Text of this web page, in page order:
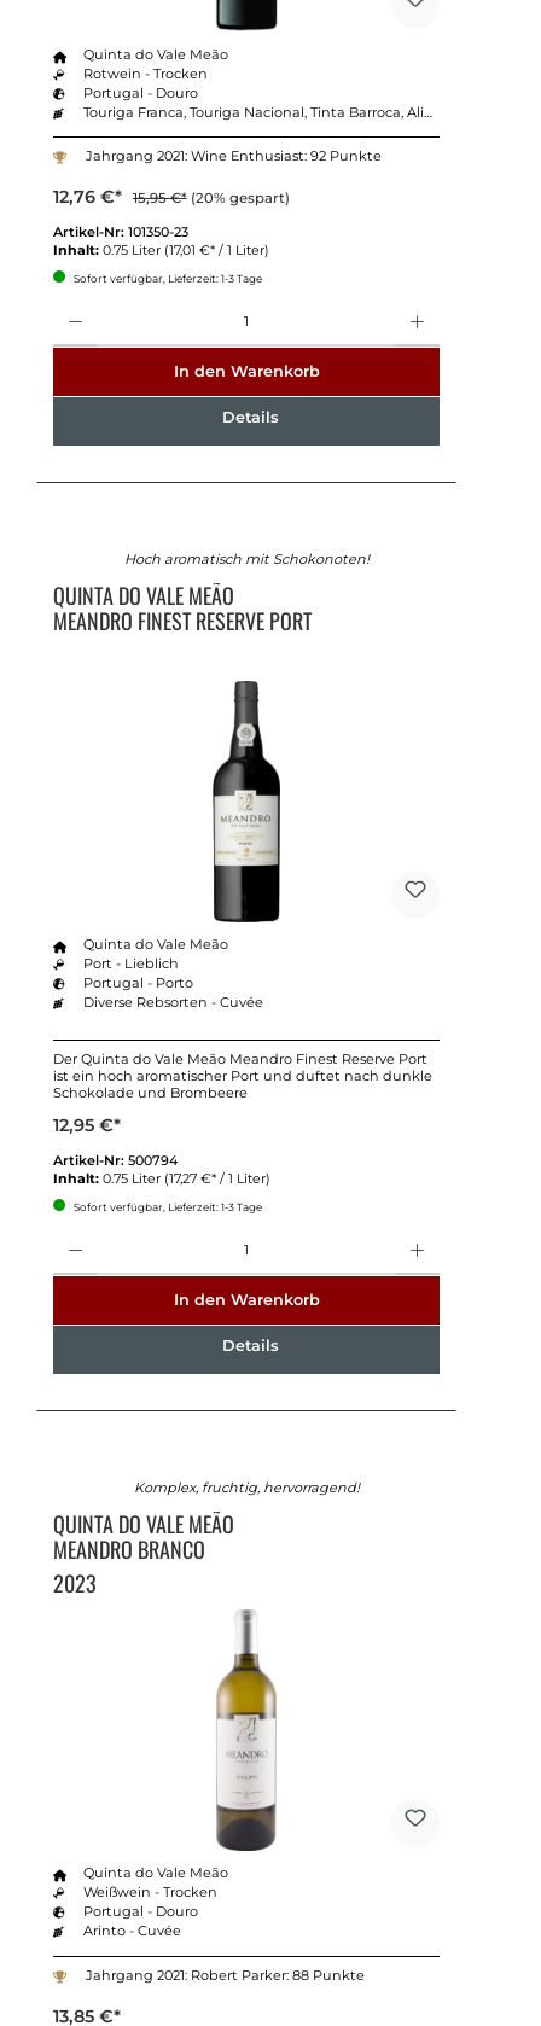
Quinta do Vale Meão
Rotwein - Trocken
Portugal - Douro
Jahrgang 2021: Wine Enthusiast: 92 Punkte
12,76 €* 15,95 €* (20% gespart)
Artikel-Nr: 101350-23
Inhalt: 0.75 Liter (17,01 €* / 1 Liter)
Sofort verfügbar, Lieferzeit: 1-3 Tage
In den Warenkorb
Details
Hoch aromatisch mit Schokonoten!
QUINTA DO VALE MEÃO
MEANDRO FINEST RESERVE PORT
Quinta do Vale Meão
Port - Lieblich
Portugal - Porto
Diverse Rebsorten - Cuvée
Der Quinta do Vale Meão Meandro Finest Reserve Port
ist ein hoch aromatischer Port und duftet nach dunkle
Schokolade und Brombeere
12,95 €*
Artikel-Nr: 500794
Inhalt: 0.75 Liter (17,27 €* / 1 Liter)
Sofort verfügbar, Lieferzeit: 1-3 Tage
In den Warenkorb
Details
Komplex, fruchtig, hervorragend!
QUINTA DO VALE MEÃO
MEANDRO BRANCO
2023
Quinta do Vale Meão
Weißwein - Trocken
Portugal - Douro
Arinto - Cuvée
Jahrgang 2021: Robert Parker: 88 Punkte
13,85 €*